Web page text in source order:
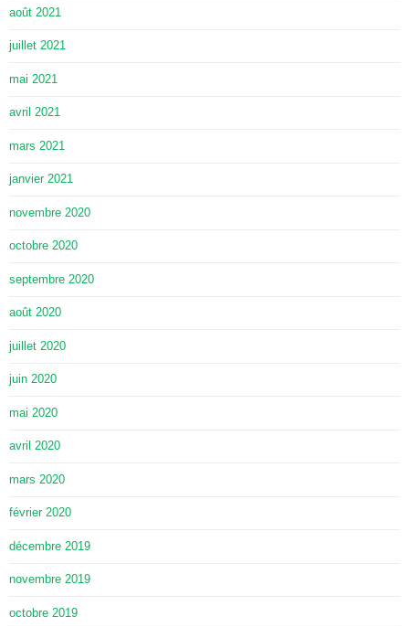
août 2021
juillet 2021
mai 2021
avril 2021
mars 2021
janvier 2021
novembre 2020
octobre 2020
septembre 2020
août 2020
juillet 2020
juin 2020
mai 2020
avril 2020
mars 2020
février 2020
décembre 2019
novembre 2019
octobre 2019